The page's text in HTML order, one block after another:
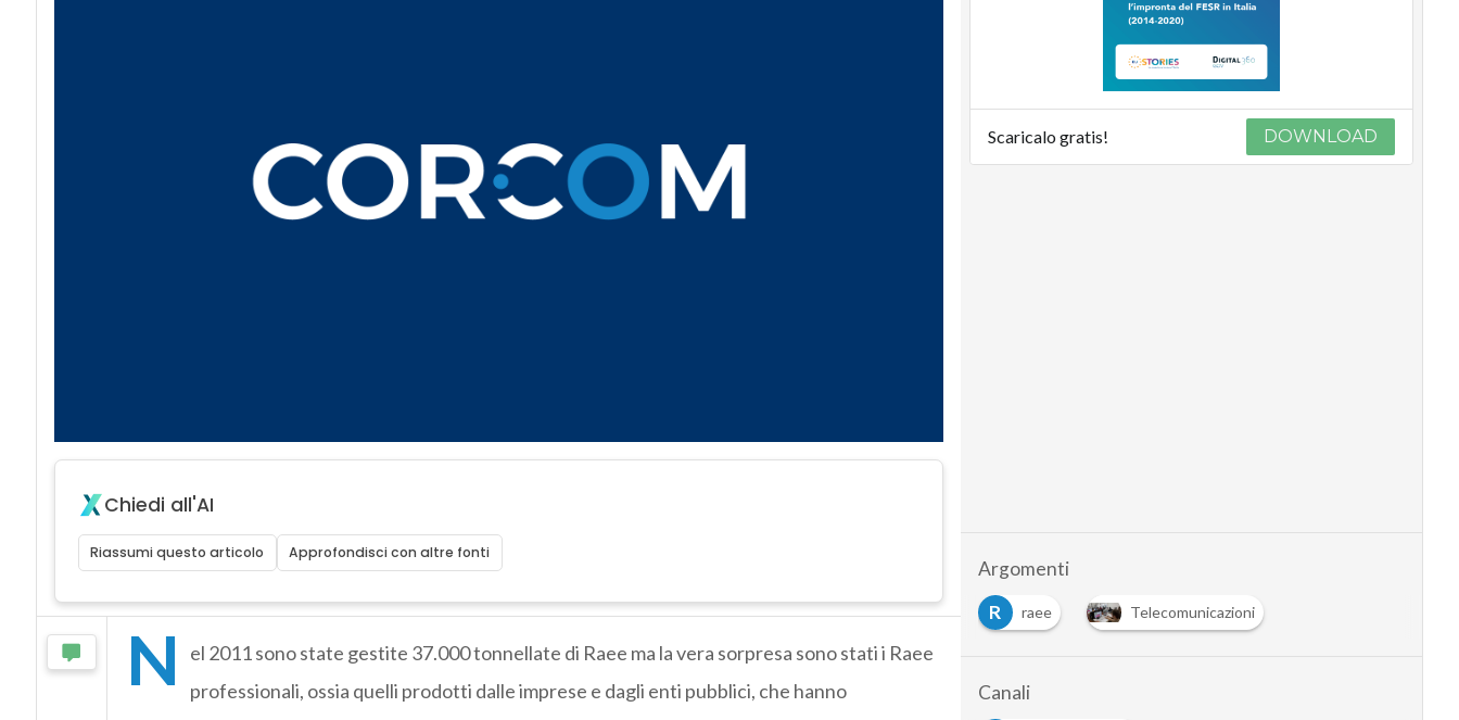
Chiedi all'AI
Riassumi questo articolo Approfondisci con altre fonti
N
el 2011 sono state gestite 37.000 tonnellate di Raee ma la vera sorpresa sono stati i Raee
professionali, ossia quelli prodotti dalle imprese e dagli enti pubblici, che hanno
Scaricalo gratis! DOWNLOAD
Argomenti
R
raee Telecomunicazioni
Canali